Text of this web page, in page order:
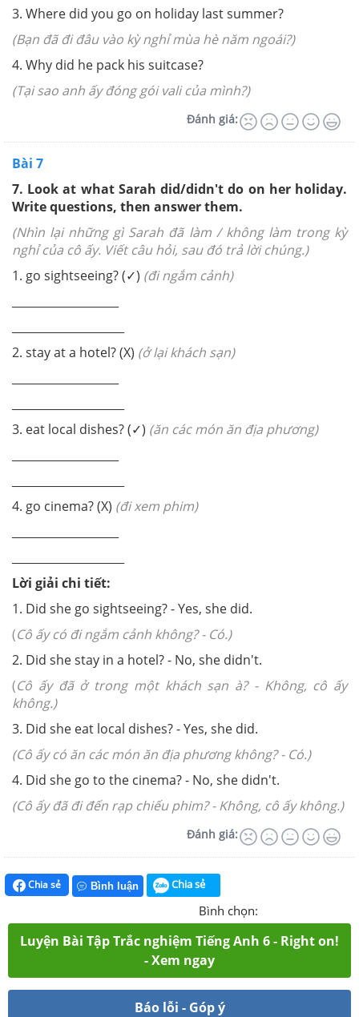
3. Where did you go on holiday last summer?
(Bạn đã đi đâu vào kỳ nghỉ mùa hè năm ngoái?)
4. Why did he pack his suitcase?
(Tại sao anh ấy đóng gói vali của mình?)
Đánh giá:
Bài 7
7. Look at what Sarah did/didn't do on her holiday.
Write questions, then answer them.
(Nhìn lại những gì Sarah đã làm / không làm trong kỳ
nghỉ của cô ấy. Viết câu hỏi, sau đó trả lời chúng.)
1. go sightseeing? (✓) (đi ngắm cảnh)
2. stay at a hotel? (X) (ở lại khách sạn)
3. eat local dishes? (✓) (ăn các món ăn địa phương)
4. go cinema? (X) (đi xem phim)
Lời giải chi tiết:
1. Did she go sightseeing? - Yes, she did.
(Cô ấy có đi ngắm cảnh không? - Có.)
2. Did she stay in a hotel? - No, she didn't.
(Cô ấy đã ở trong một khách sạn à? - Không, cô ấy
không.)
3. Did she eat local dishes? - Yes, she did.
(Cô ấy có ăn các món ăn địa phương không? - Có.)
4. Did she go to the cinema? - No, she didn't.
(Cô ấy đã đi đến rạp chiếu phim? - Không, cô ấy không.)
Đánh giá:
Chia sẻ Bình luận Chia sẻ
Bình chọn:
Luyện Bài Tập Trắc nghiệm Tiếng Anh 6 - Right on!
- Xem ngay
Báo lỗi - Góp ý